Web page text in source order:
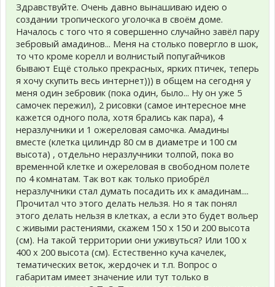
Здравствуйте. Очень давно вынашиваю идею о
создании тропического уголочка в своём доме.
Началось с того что я совершенно случайно завёл пару
зебровый амадинов... Меня на столько повергло в шок,
то что кроме корелл и волнистый попугайчиков
бывают Ещё столько прекрасных, ярких птичек, теперь
я хочу скупить весь интернет))) в общем на сегодня у
меня один зебровик (пока один, было... Ну он уже 5
самочек пережил), 2 рисовки (самое интересное мне
кажется одного пола, хотя брались как пара), 4
неразлучники и 1 ожереловая самочка. Амадины
вместе (клетка цилиндр 80 см в диаметре и 100 см
высота) , отдельно неразлучники толпой, пока во
временной клетке и ожереловая в свободном полете
по 4 комнатам. Так вот как только приобрёл
неразлучники стал думать посадить их к амадинам....
Прочитал что этого делать нельзя. Но я так понял
этого делать нельзя в клетках, а если это будет вольер
с живыми растениями, скажем 150 х 150 и 200 высота
(см). На такой территории они уживуться? Или 100 х
400 х 200 высота (см). Естественно куча качелек,
тематических веток, жердочек и т.п. Вопрос о
габаритам имеет значение или тут только в